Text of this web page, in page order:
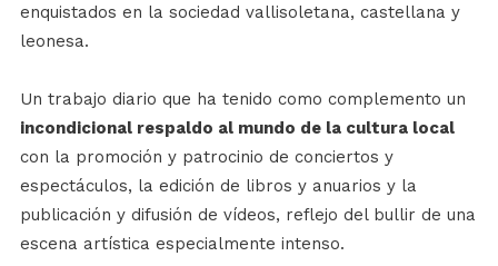
enquistados en la sociedad vallisoletana, castellana y
leonesa.
Un trabajo diario que ha tenido como complemento un
incondicional respaldo al mundo de la cultura local
con la promoción y patrocinio de conciertos y
espectáculos, la edición de libros y anuarios y la
publicación y difusión de vídeos, reflejo del bullir de una
escena artística especialmente intenso.